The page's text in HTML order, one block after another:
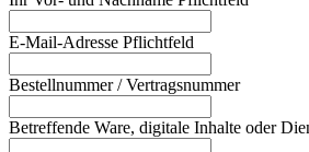
E-Mail-Adresse Pflichtfeld
Bestellnummer / Vertragsnummer
Betreffende Ware, digitale Inhalte oder